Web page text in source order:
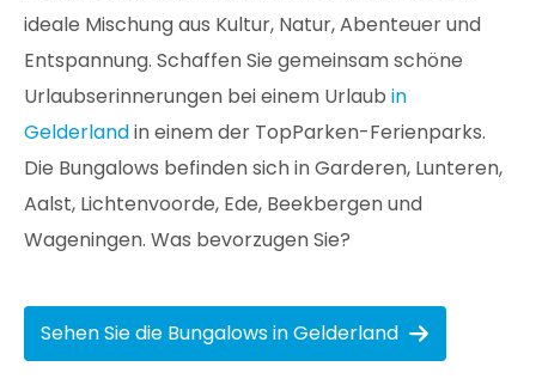
ideale Mischung aus Kultur, Natur, Abenteuer und
Entspannung. Schaffen Sie gemeinsam schöne
Urlaubserinnerungen bei einem Urlaub in
Gelderlandin einem der TopParken-Ferienparks.
Die Bungalows befinden sich in Garderen, Lunteren,
Aalst, Lichtenvoorde, Ede, Beekbergen und
Wageningen. Was bevorzugen Sie?
Sehen Sie die Bungalows in Gelderland